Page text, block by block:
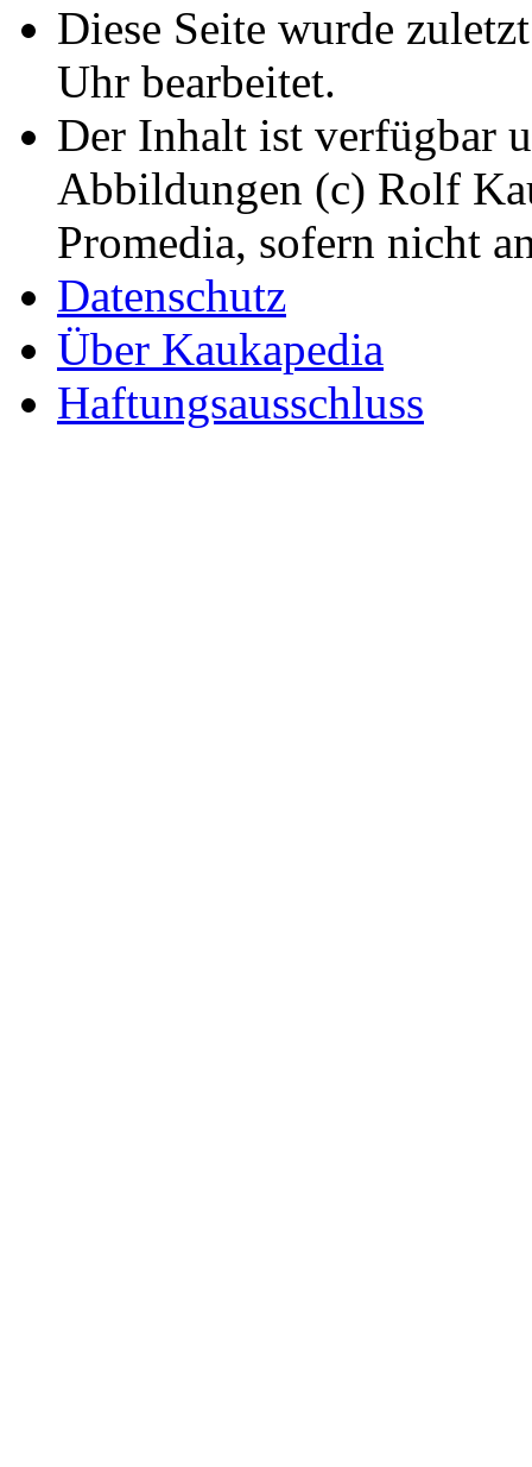
Diese Seite wurde
Uhr bearbeitet.
Der Inhalt ist verfügbar
Abbildungen (c) Rolf
Promedia, sofern nicht
Datenschutz
Über Kaukapedia
Haftungsausschluss